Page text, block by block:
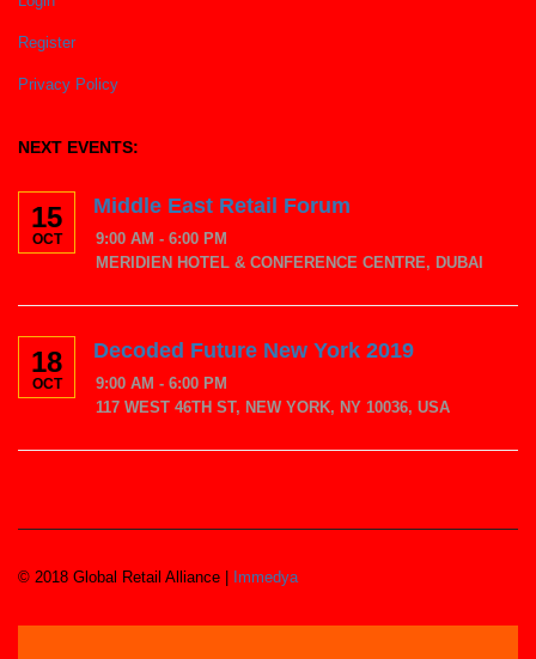
Register
Privacy Policy
NEXT EVENTS:
15
OCT
Middle East Retail Forum
9:00 AM - 6:00 PM
MERIDIEN HOTEL & CONFERENCE CENTRE, DUBAI
18
OCT
Decoded Future New York 2019
9:00 AM - 6:00 PM
117 WEST 46TH ST, NEW YORK, NY 10036, USA
© 2018 Global Retail Alliance | Immedya